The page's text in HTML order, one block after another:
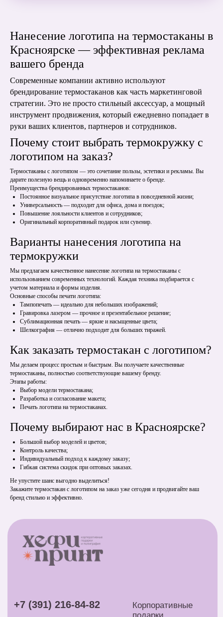
Нанесение логотипа на термостаканы в
Красноярске — эффективная реклама
вашего бренда
Современные компании активно используют
брендирование термостаканов как часть маркетинговой
стратегии. Это не просто стильный аксессуар, а мощный
инструмент продвижения, который ежедневно попадает в
руки ваших клиентов, партнеров и сотрудников.
Почему стоит выбрать термокружку с
логотипом на заказ?
Термостаканы с логотипом — это сочетание пользы, эстетики и рекламы. Вы
дарите полезную вещь и одновременно напоминаете о бренде.
Преимущества брендированных термостаканов:
Постоянное визуальное присутствие логотипа в повседневной жизни;
Универсальность — подходит для офиса, дома и поездок;
Повышение лояльности клиентов и сотрудников;
Оригинальный корпоративный подарок или сувенир.
Варианты нанесения логотипа на
термокружки
Мы предлагаем качественное нанесение логотипа на термостаканы с
использованием современных технологий. Каждая техника подбирается с
учетом материала и формы изделия.
Основные способы печати логотипа:
Тампопечать — идеально для небольших изображений;
Гравировка лазером — прочное и презентабельное решение;
Сублимационная печать — яркие и насыщенные цвета;
Шелкография — отлично подходит для больших тиражей.
Как заказать термостакан с логотипом?
Мы делаем процесс простым и быстрым. Вы получаете качественные
термостаканы, полностью соответствующие вашему бренду.
Этапы работы:
Выбор модели термостакана;
Разработка и согласование макета;
Печать логотипа на термостаканах.
Почему выбирают нас в Красноярске?
Большой выбор моделей и цветов;
Контроль качества;
Индивидуальный подход к каждому заказу;
Гибкая система скидок при оптовых заказах.
Не упустите шанс выгодно выделиться!
Закажите термостакан с логотипом на заказ уже сегодня и продвигайте ваш
бренд стильно и эффективно.